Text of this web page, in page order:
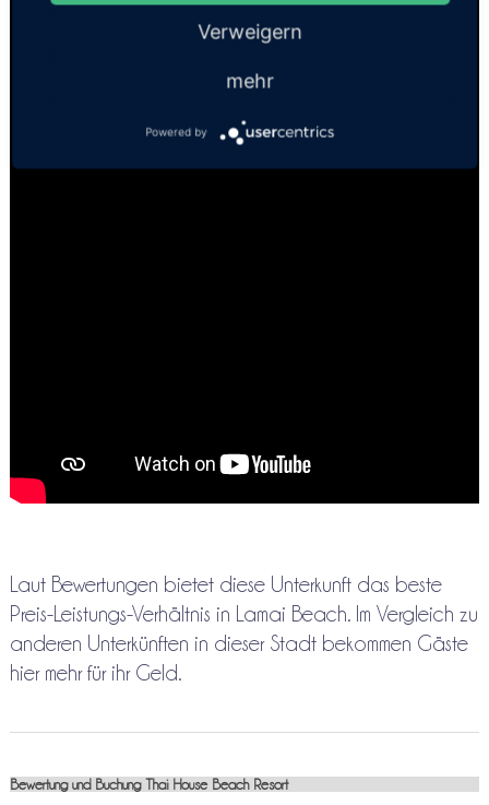
Laut Bewertungen bietet diese Unterkunft das beste
Preis-Leistungs-Verhältnis in Lamai Beach. Im Vergleich zu
anderen Unterkünften in dieser Stadt bekommen Gäste
hier mehr für ihr Geld.
Bewertung und Buchung Thai House Beach Resort
Verweigern
mehr
Powered by